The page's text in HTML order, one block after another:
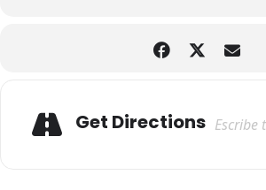
Get Directions